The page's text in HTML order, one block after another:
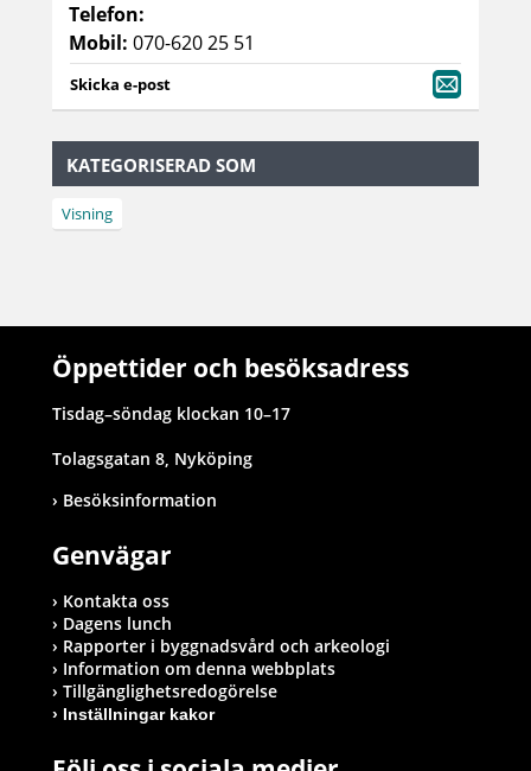
Telefon:
Mobil: 070-620 25 51
Skicka e-post
KATEGORISERAD SOM
Visning
Öppettider och besöksadress
Tisdag–söndag klockan 10–17
Tolagsgatan 8, Nyköping
Besöksinformation
Genvägar
Kontakta oss
Dagens lunch
Rapporter i byggnadsvård och arkeologi
Information om denna webbplats
Tillgänglighetsredogörelse
Inställningar kakor